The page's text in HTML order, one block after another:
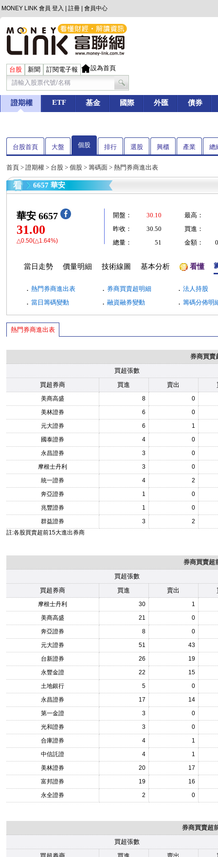
MONEY LINK 會員 登入 註冊 會員中心
台股 新聞 訂閱電子報 設為首頁
證期權 ETF 基金 國際 外匯 債券
台股首頁 大盤 個股 排行 選股 興櫃 產業 總
首頁 > 證期權 > 台股 > 個股 > 籌碼面 > 熱門券商進出表
6657 華安
華安 6657
31.00
△0.50(△1.64%)
開盤： 30.10
最高：
昨收：
30.50
買進：
總量：
51 金額：
當日走勢 價量明細 技術線圖 基本分析 看懂
． 熱門券商進出表 ． 券商買賣超明細 ． 法人持股
． 當日籌碼變動 ． 融資融券變動 ． 籌碼分佈明
熱門券商進出表
券商買賣
買超張數
買超券商
買進 賣出
美商高盛 8
0
美林證券
6
0
元大證券
6
1
國泰證券
4
0
永昌證券
3
0
摩根士丹利
3
0
統一證券
4
2
奔亞證券
1
0
兆豐證券
1
0
群益證券
3
2
註:各股買賣超前15大進出券商
券商買賣超
買超張數
買超券商
買進 賣出
摩根士丹利 30
1
美商高盛
21
0
奔亞證券
8
0
元大證券
51
43
台新證券
26
19
永豐金證
22
15
土地銀行
5
0
永昌證券
17
14
第一金證
3
0
光和證券
3
0
合庫證券
4
1
中信託證
4
1
美林證券
20
17
富邦證券
19
16
永全證券
2 0
券商買賣超
買超張數